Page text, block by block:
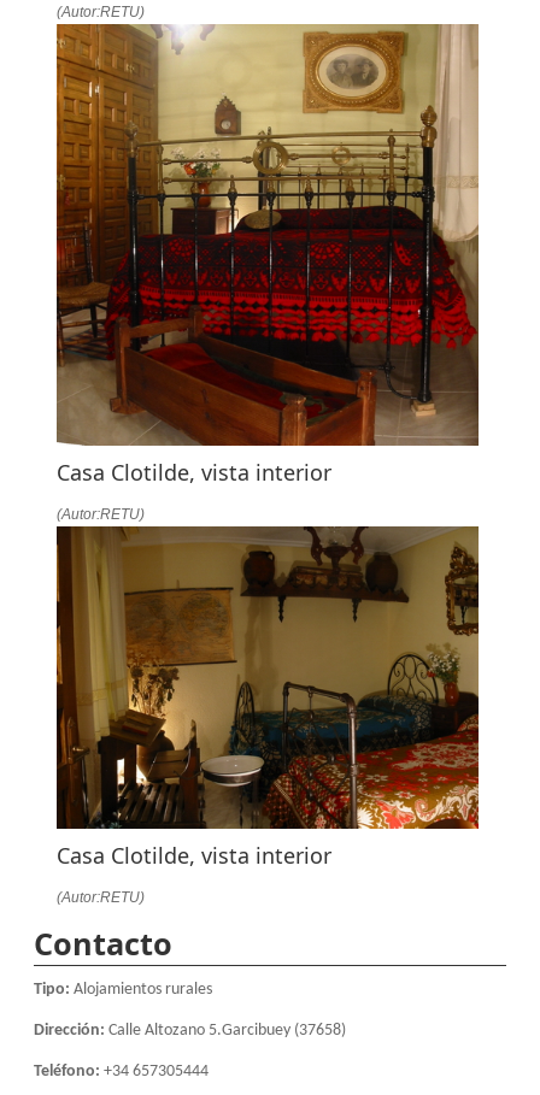
(Autor:RETU)
Casa Clotilde, vista interior
(Autor:RETU)
Casa Clotilde, vista interior
(Autor:RETU)
Contacto
Tipo:Alojamientos rurales
Dirección:Calle Altozano 5.Garcibuey (37658)
Teléfono:+34 657305444